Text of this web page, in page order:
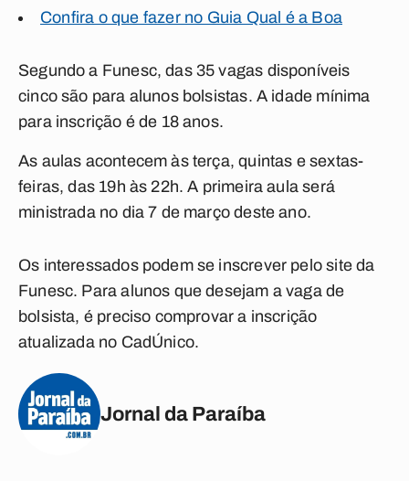
Confira o que fazer no Guia Qual é a Boa
Segundo a Funesc, das 35 vagas disponíveis
cinco são para alunos bolsistas. A idade mínima
para inscrição é de 18 anos.
As aulas acontecem às terça, quintas e sextas-
feiras, das 19h às 22h. A primeira aula será
ministrada no dia 7 de março deste ano.
Os interessados podem se inscrever pelo site da
Funesc. Para alunos que desejam a vaga de
bolsista, é preciso comprovar a inscrição
atualizada no CadÚnico.
Jornal da Paraíba